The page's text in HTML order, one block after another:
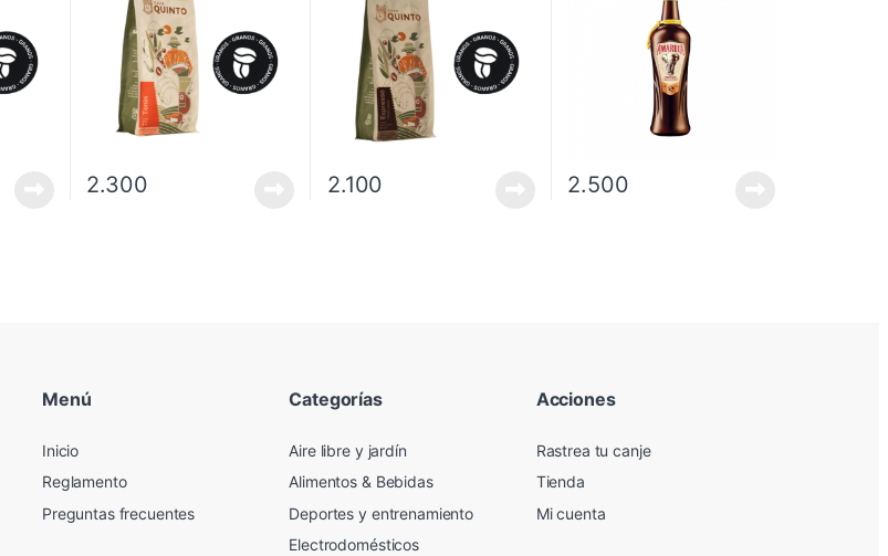
2.300 2.100 2.500
Menú
Inicio
Reglamento
Preguntas frecuentes
Categorías
Aire libre y jardín
Alimentos & Bebidas
Deportes y entrenamiento
Electrodomésticos
Acciones
Rastrea tu canje
Tienda
Mi cuenta